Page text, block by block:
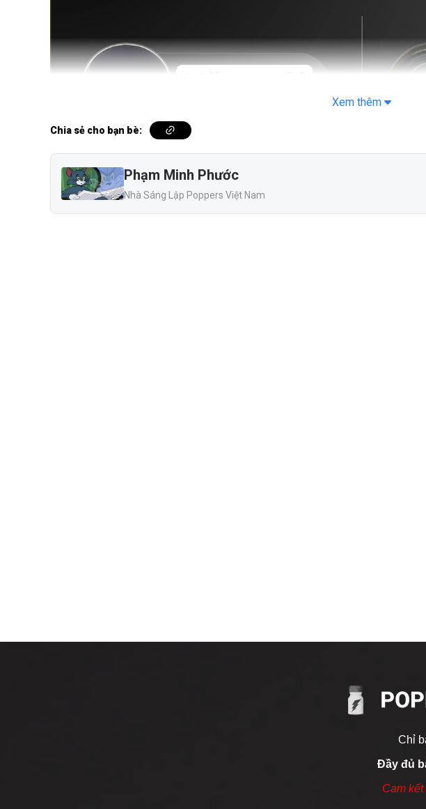
Xem thêm
Chia sẻ cho bạn bè:
Phạm Minh Phước
Nhà Sáng Lập Poppers Việt Nam
Chỉ
Đầy đủ
Cam